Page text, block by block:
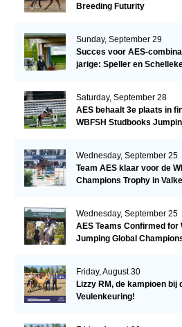
Breeding Futurity
Sunday, September 29
Succes voor AES-
jarige: Speller en
Saturday, September 28
AES behaalt 3e plaats in
WBFSH Studbooks
Wednesday, September 25
Team AES klaar voor de
Champions Trophy in
Wednesday, September 25
AES Teams Confirmed for
Jumping Global
Friday, August 30
Lizzy RM, de kampioen bij
Veulenkeuring!